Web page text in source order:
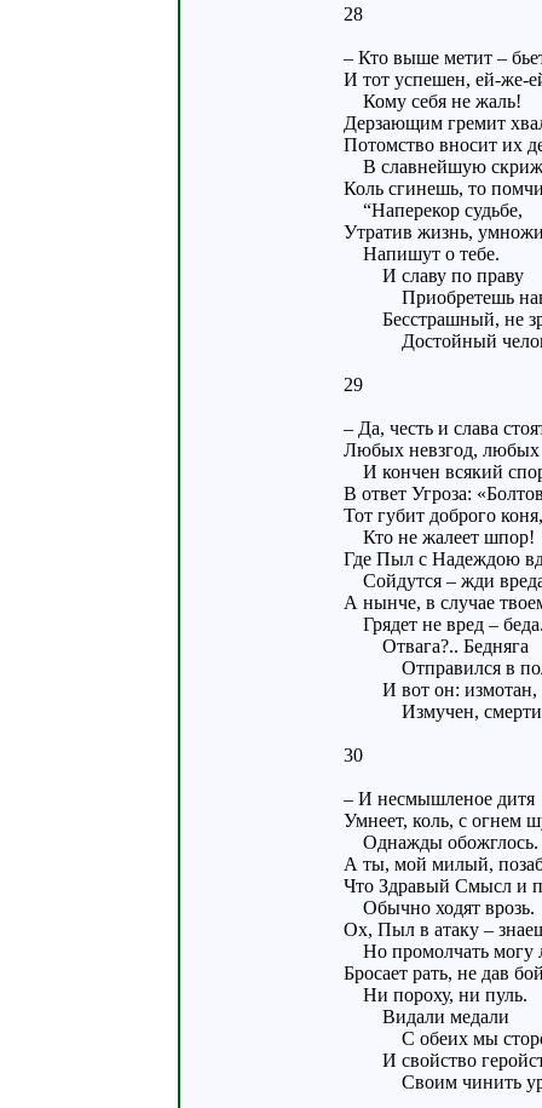
28
– Кто выше метит –
И тот успешен, ей-же-
Кому себя не жаль!
Дерзающим гремит
Потомство вносит их
В славнейшую
Коль сгинешь, то
“Наперекор судьбе,
Утратив жизнь,
Напишут о тебе.
И славу по праву
Приобретешь
Бесстрашный, не
Достойный
29
– Да, честь и слава
Любых невзгод, любых
И кончен всякий
В ответ Угроза:
Тот губит доброго коня,
Кто не жалеет шпор!
Где Пыл с Надеждою
Сойдутся – жди
А нынче, в случае
Грядет не вред –
Отвага?.. Бедняга
Отправился в
И вот он: измотан,
Измучен, смерти
30
– И несмышленое дитя
Умнеет, коль, с огнем
Однажды обожглось.
А ты, мой милый,
Что Здравый Смысл и
Обычно ходят врозь.
Ох, Пыл в атаку –
Но промолчать могу
Бросает рать, не дав
Ни пороху, ни пуль.
Видали медали
С обеих мы
И свойство
Своим чинить